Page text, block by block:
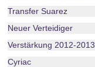
Transfer Suarez
Neuer Verteidiger
Verstärkung 2012-2013
Cyriac